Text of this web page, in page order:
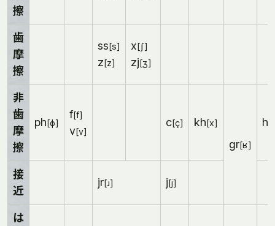
擦
歯
摩
擦
ss[s]
z[z]
x[ʃ]
zj[ʒ]
非
歯
摩
擦
ph[ɸ]
f[f]
v[v]
c[ç] kh[x]
gr[ʁ]
h
接
近
jr[ɹ] j[j]
は